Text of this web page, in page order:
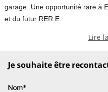
garage. Une opportunité rare à
et du futur RER E.
ses 150m² environ, elle offre au
Lire
Je souhaite être
Nom*